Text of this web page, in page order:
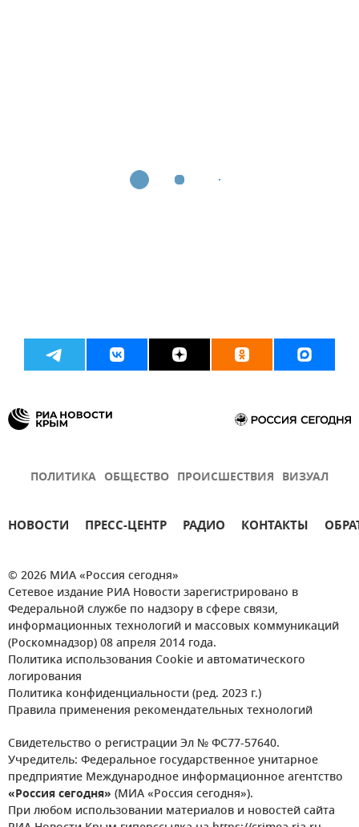
ПОЛИТИКА ОБЩЕСТВО ПРОИСШЕСТВИЯ ВИЗУАЛ
НОВОСТИ ПРЕСС-ЦЕНТР РАДИО КОНТАКТЫ
© 2026 МИА «Россия сегодня»
Сетевое издание РИА Новости зарегистрировано в
Федеральной службе по надзору в сфере связи,
информационных технологий и массовых коммуникаций
(Роскомнадзор) 08 апреля 2014 года.
Политика использования Cookie и автоматического
логирования
Политика конфиденциальности (ред. 2023 г.)
Правила применения рекомендательных технологий
Свидетельство о регистрации Эл № ФС77-57640.
Учредитель: Федеральное государственное унитарное
предприятие Международное информационное агентство
«Россия сегодня» (МИА «Россия сегодня»).
При любом использовании материалов и новостей сайта